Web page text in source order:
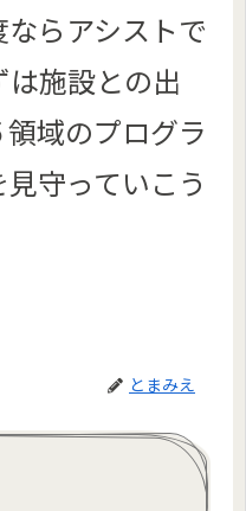
らアシストで
施設との出
域のプログラ
守っていこう
とまみえ